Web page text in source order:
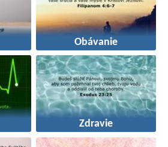
Obávanie
Zdravie